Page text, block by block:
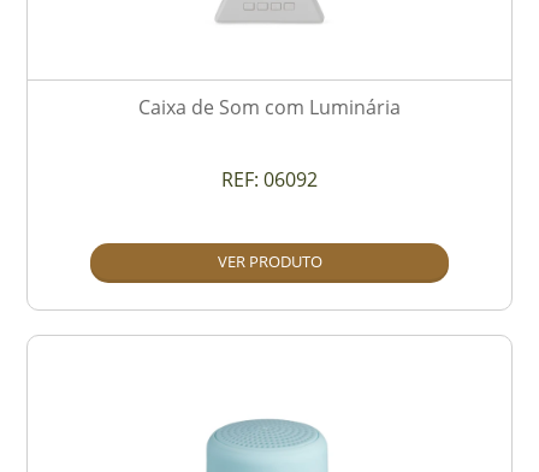
Caixa de Som com Luminária
REF: 06092
VER PRODUTO